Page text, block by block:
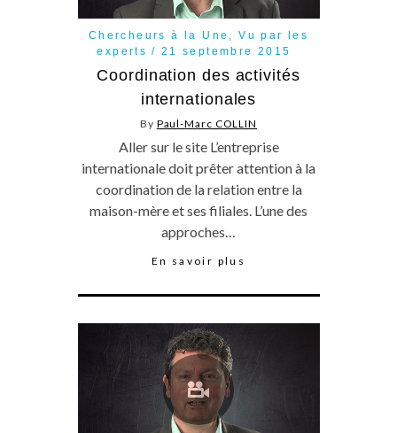
Chercheurs à la Une ,Vu par les
experts
21 septembre 2015
Coordination des activités
internationales
By Paul-Marc COLLIN
Aller sur le site L’entreprise
internationale doit prêter attention à la
coordination de la relation entre la
maison-mère et ses filiales. L’une des
approches…
En savoir plus